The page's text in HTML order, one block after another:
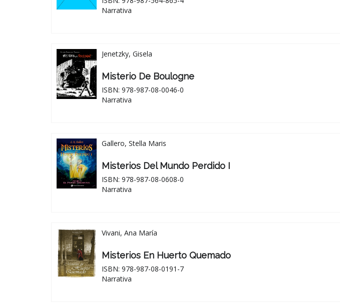
Narrativa
Jenetzky, Gisela
Misterio De Boulogne
ISBN: 978-987-08-0046-0
Narrativa
Gallero, Stella Maris
Misterios Del Mundo Perdido I
ISBN: 978-987-08-0608-0
Narrativa
Vivani, Ana María
Misterios En Huerto Quemado
ISBN: 978-987-08-0191-7
Narrativa